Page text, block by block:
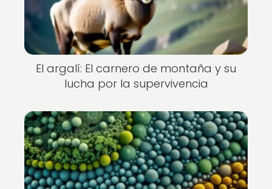
El argalí: El carnero de montaña y su
lucha por la supervivencia